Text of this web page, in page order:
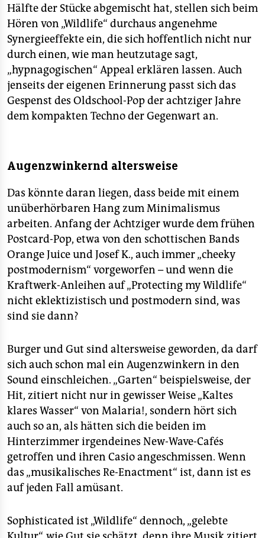
Hälfte der Stücke abgemischt hat, stellen sich beim
Hören von „Wildlife“ durchaus angenehme
Synergieeffekte ein, die sich hoffentlich nicht nur
durch einen, wie man heutzutage sagt,
„hypnagogischen“ Appeal erklären lassen. Auch
jenseits der eigenen Erinnerung passt sich das
Gespenst des Oldschool-Pop der achtziger Jahre
dem kompakten Techno der Gegenwart an.
Augenzwinkernd altersweise
Das könnte daran liegen, dass beide mit einem
unüberhörbaren Hang zum Minimalismus
arbeiten. Anfang der Achtziger wurde dem frühen
Postcard-Pop, etwa von den schottischen Bands
Orange Juice und Josef K., auch immer „cheeky
postmodernism“ vorgeworfen – und wenn die
Kraftwerk-Anleihen auf „Protecting my Wildlife“
nicht eklektizistisch und postmodern sind, was
sind sie dann?
Burger und Gut sind altersweise geworden, da darf
sich auch schon mal ein Augenzwinkern in den
Sound einschleichen. „Garten“ beispielsweise, der
Hit, zitiert nicht nur in gewisser Weise „Kaltes
klares Wasser“ von Malaria!, sondern hört sich
auch so an, als hätten sich die beiden im
Hinterzimmer irgendeines New-Wave-Cafés
getroffen und ihren Casio angeschmissen. Wenn
das „musikalisches Re-Enactment“ ist, dann ist es
auf jeden Fall amüsant.
Sophisticated ist „Wildlife“ dennoch, „gelebte